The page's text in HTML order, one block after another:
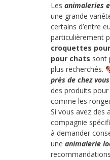
Les animaleries
une grande
certains d’entre
particulièrement
croquettes
pour chats sont
plus recherchés.
près de chez vous
des produits
comme les
Si vous avez des
compagnie
à demander
une animalerie